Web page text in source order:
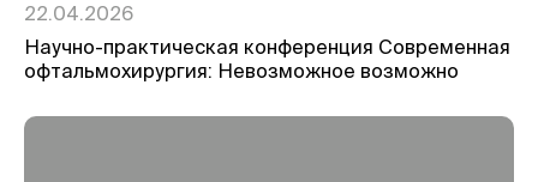
22.04.2026
Научно-практическая конференция Современная
офтальмохирургия: Невозможное возможно